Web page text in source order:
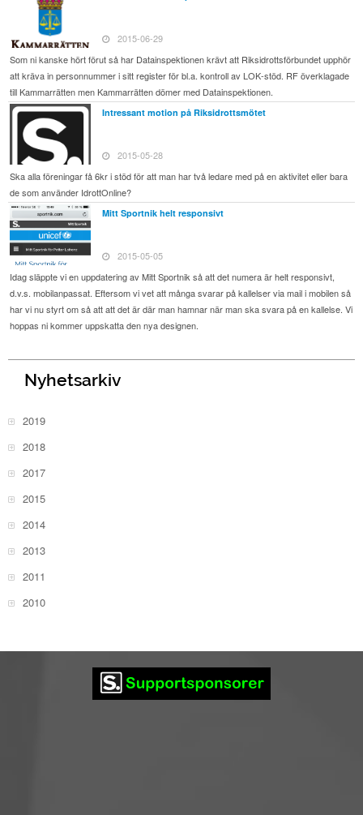
2015-06-29
Som ni kanske hört förut så har Datainspektionen krävt att Riksidrottsförbundet upphör
att kräva in personnummer i sitt register för bl.a. kontroll av LOK-stöd. RF överklagade
till Kammarrätten men Kammarrätten dömer med Datainspektionen.
Intressant motion på Riksidrottsmötet
2015-05-28
Ska alla föreningar få 6kr i stöd för att man har två ledare med på en aktivitet eller bara
de som använder IdrottOnline?
Mitt Sportnik helt responsivt
2015-05-05
Idag släppte vi en uppdatering av Mitt Sportnik så att det numera är helt responsivt,
d.v.s. mobilanpassat. Eftersom vi vet att många svarar på kallelser via mail i mobilen så
har vi nu styrt om så att att det är där man hamnar när man ska svara på en kallelse. Vi
hoppas ni kommer uppskatta den nya designen.
Nyhetsarkiv
2019
2018
2017
2015
2014
2013
2011
2010